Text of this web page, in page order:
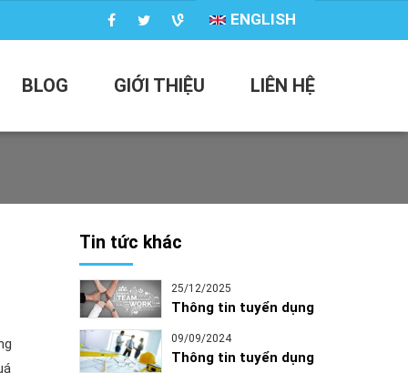
ENGLISH
BLOG GIỚI THIỆU LIÊN HỆ
Tin tức khác
25/12/2025
Thông tin tuyển dụng
09/09/2024
Thông tin tuyển dụng